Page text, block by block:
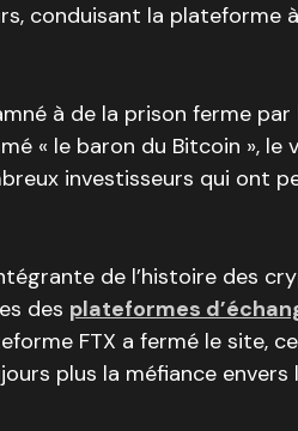
conduisant la plateforme
à de la prison ferme
« le baron du Bitcoin », le
investisseurs qui ont
de l’histoire des
des plateformes
FTX a fermé le site,
plus la méfiance envers